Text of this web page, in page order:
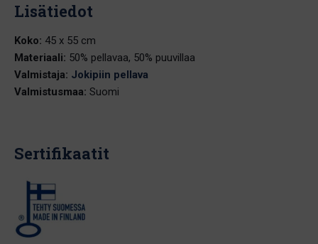
Lisätiedot
Koko: 45 x 55 cm
Materiaali: 50% pellavaa, 50% puuvillaa
Valmistaja: Jokipiin pellava
Valmistusmaa: Suomi
Sertifikaatit